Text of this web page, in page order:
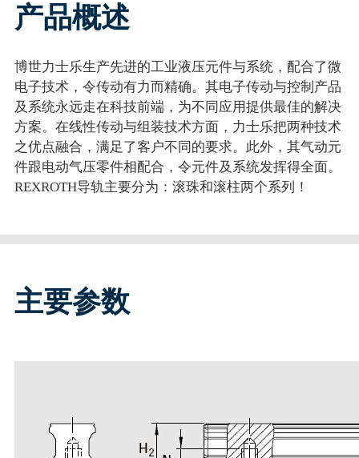
产品概述
博世力士乐生产先进的工业液压元件与系统，配合了微
电子技术，令传动有力而精确。其电子传动与控制产品
及系统永远走在科技前端，为不同应用提供最佳的解决
方案。在线性传动与组装技术方面，力士乐把两种技术
之优点融合，满足了客户不同的要求。此外，其气动元
件跟电动气压零件相配合，令元件及系统发挥得全面。
REXROTH导轨主要分为：滚珠和滚柱两个系列！
主要参数